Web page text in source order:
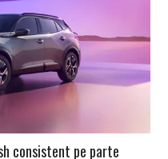
consistent pe parte